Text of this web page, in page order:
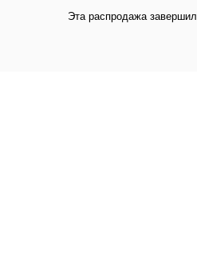
Эта распродажа